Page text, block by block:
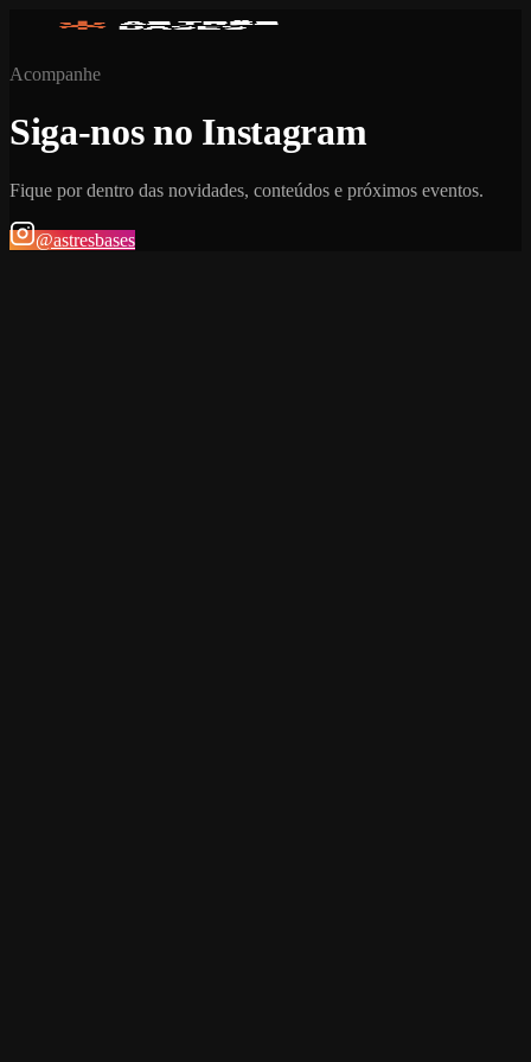
Acompanhe
Siga-nos no Instagram
Fique por dentro das novidades, conteúdos e próximos eventos.
@astresbases